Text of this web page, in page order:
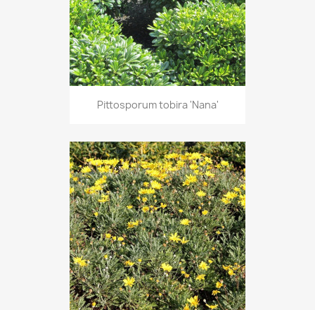
Pittosporum tobira 'Nana'